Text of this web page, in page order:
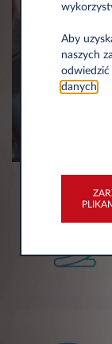
Aby
naszych
odwiedzić
danych.
ZARZĄDZAJ